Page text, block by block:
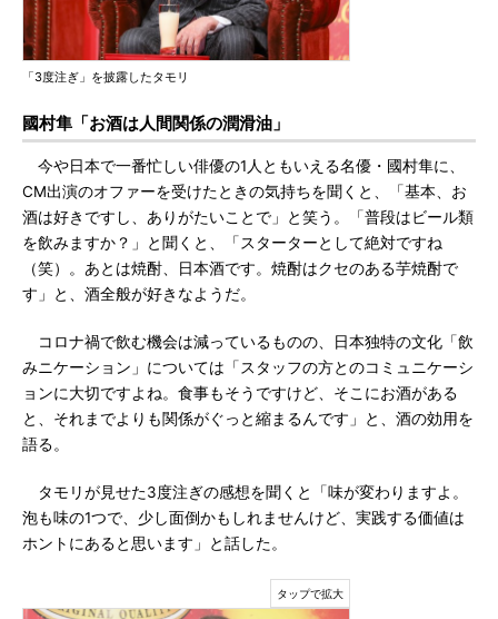
「3度注ぎ」を披露したタモリ
國村隼「お酒は人間関係の潤滑油」
今や日本で一番忙しい俳優の1人ともいえる名優・國村隼に、
CM出演のオファーを受けたときの気持ちを聞くと、「基本、お
酒は好きですし、ありがたいことで」と笑う。「普段はビール類
を飲みますか？」と聞くと、「スターターとして絶対ですね
（笑）。あとは焼酎、日本酒です。焼酎はクセのある芋焼酎で
す」と、酒全般が好きなようだ。
コロナ禍で飲む機会は減っているものの、日本独特の文化「飲
みニケーション」については「スタッフの方とのコミュニケーシ
ョンに大切ですよね。食事もそうですけど、そこにお酒がある
と、それまでよりも関係がぐっと縮まるんです」と、酒の効用を
語る。
タモリが見せた3度注ぎの感想を聞くと「味が変わりますよ。
泡も味の1つで、少し面倒かもしれませんけど、実践する価値は
ホントにあると思います」と話した。